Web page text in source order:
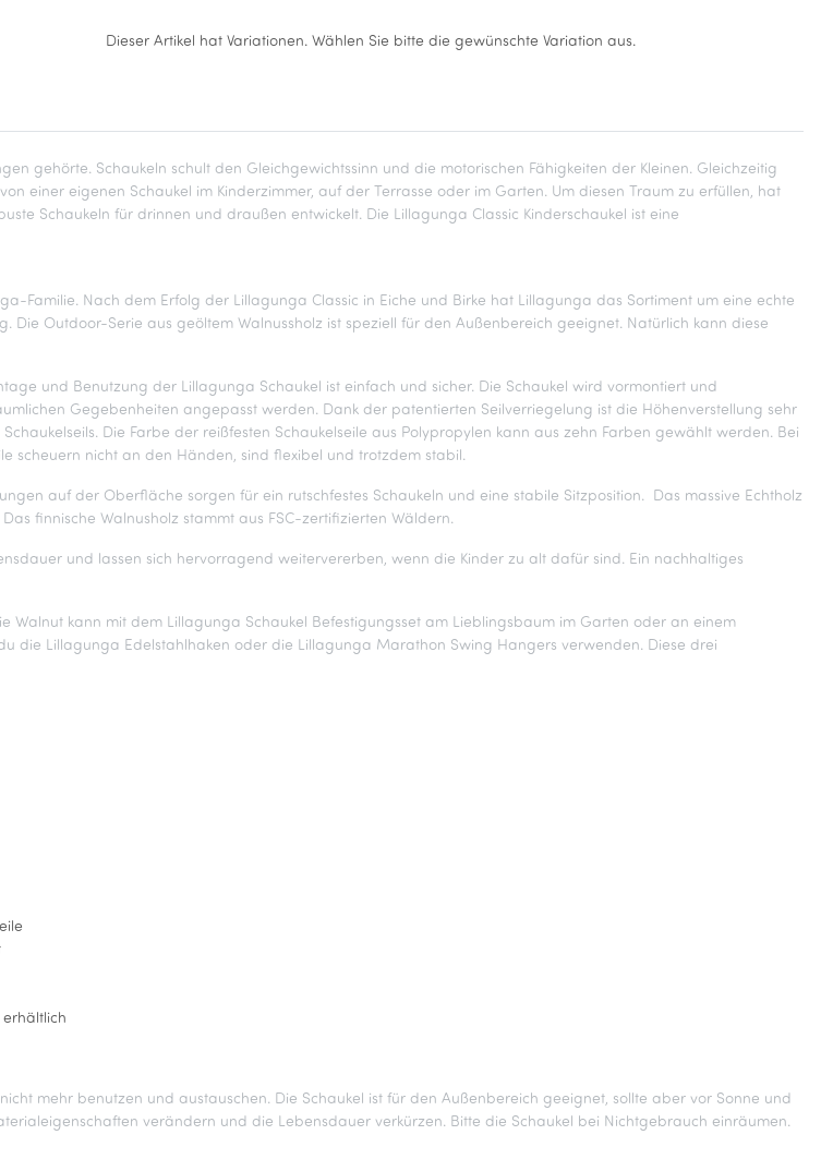
xDieser Artikel hat Variationen. Wählen Sie bitte die gewünschte Variation aus.
gehörte. Schaukeln schult den Gleichgewichtssinn und die motorischen Fähigkeiten der Kleinen. Gleichzeitig
einer eigenen Schaukel im Kinderzimmer, auf der Terrasse oder im Garten. Um diesen Traum zu erfüllen, hat
Schaukeln für drinnen und draußen entwickelt. Die Lillagunga Classic Kinderschaukel ist eine
Familie. Nach dem Erfolg der Lillagunga Classic in Eiche und Birke hat Lillagunga das Sortiment um eine echte
Outdoor-Serie aus geöltem Walnussholz ist speziell für den Außenbereich geeignet. Natürlich kann diese
und Benutzung der Lillagunga Schaukel ist einfach und sicher. Die Schaukel wird vormontiert und
Gegebenheiten angepasst werden. Dank der patentierten Seilverriegelung ist die Höhenverstellung sehr
Die Farbe der reißfesten Schaukelseile aus Polypropylen kann aus zehn Farben gewählt werden. Bei
scheuern nicht an den Händen, sind flexibel und trotzdem stabil.
auf der Oberfläche sorgen für ein rutschfestes Schaukeln und eine stabile Sitzposition. Das massive Echtholz
finnische Walnusholz stammt aus FSC-zertifizierten Wäldern.
und lassen sich hervorragend weitervererben, wenn die Kinder zu alt dafür sind. Ein nachhaltiges
Walnut kann mit dem Lillagunga Schaukel Befestigungsset am Lieblingsbaum im Garten oder an einem
die Lillagunga Edelstahlhaken oder die Lillagunga Marathon Swing Hangers verwenden. Diese drei
mehr benutzen und austauschen. Die Schaukel ist für den Außenbereich geeignet, sollte aber vor Sonne und
verändern und die Lebensdauer verkürzen. Bitte die Schaukel bei Nichtgebrauch einräumen.